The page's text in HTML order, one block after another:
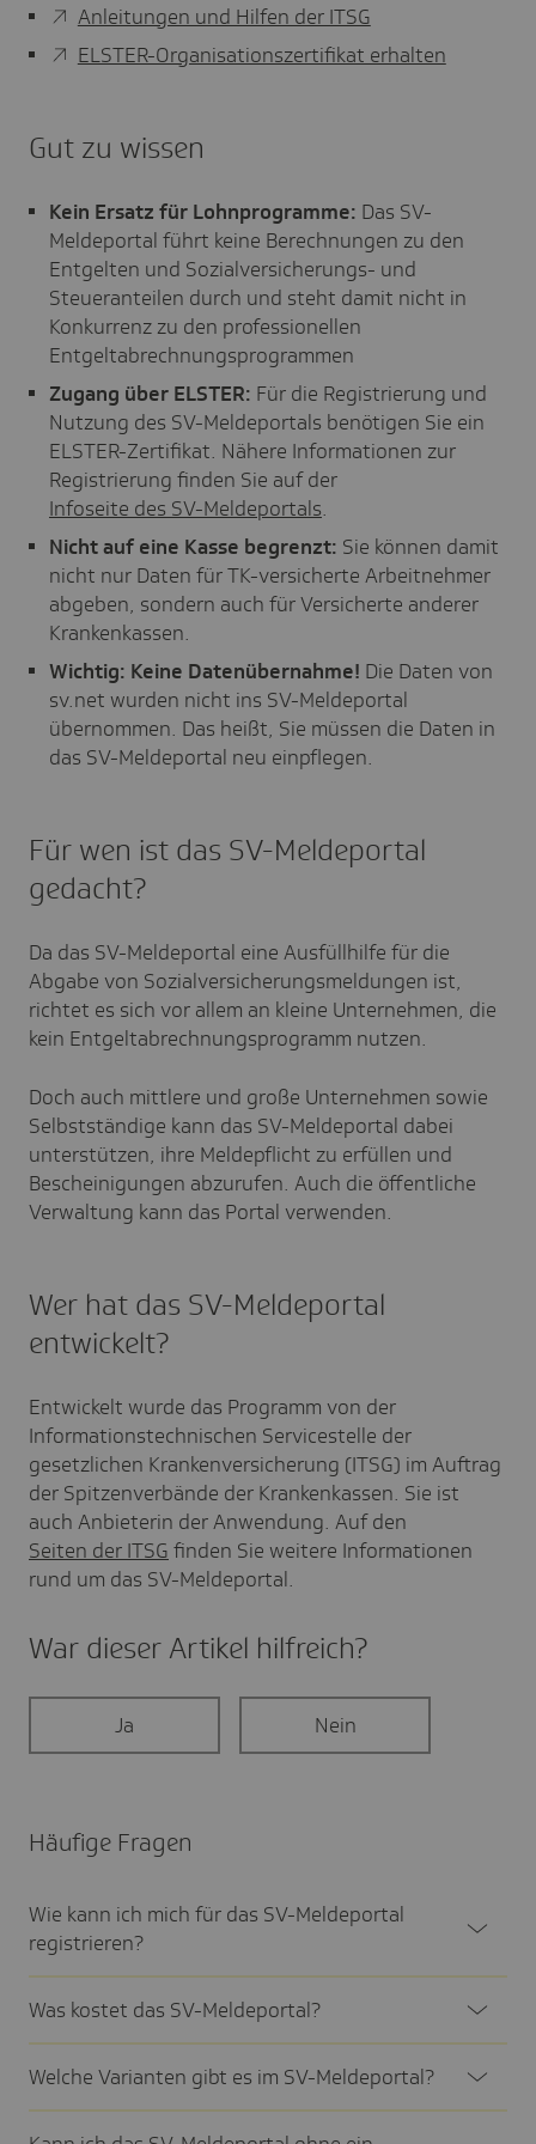
Anleitungen und Hilfen der ITSG
ELSTER-Organisationszertifikat erhalten
Gut zu wissen
Kein Ersatz für Lohnprogramme: Das SV-
Meldeportal führt keine Berechnungen zu den
Entgelten und Sozialversicherungs- und
Steueranteilen durch und steht damit nicht in
Konkurrenz zu den professionellen
Entgeltabrechnungsprogrammen
Zugang über ELSTER: Für die Registrierung und
Nutzung des SV-Meldeportals benötigen Sie ein
ELSTER-Zertifikat. Nähere Informationen zur
Registrierung finden Sie auf der
Infoseite des SV-Meldeportals.
Nicht auf eine Kasse begrenzt: Sie können damit
nicht nur Daten für TK-versicherte Arbeitnehmer
abgeben, sondern auch für Versicherte anderer
Krankenkassen.
Wichtig: Keine Datenübernahme! Die Daten von
sv.net wurden nicht ins SV-Meldeportal
übernommen. Das heißt, Sie müssen die Daten in
das SV-Meldeportal neu einpflegen.
Für wen ist das SV-Meldeportal
gedacht?
Da das SV-Meldeportal eine Ausfüllhilfe für die
Abgabe von Sozialversicherungsmeldungen ist,
richtet es sich vor allem an kleine Unternehmen, die
kein Entgeltabrechnungsprogramm nutzen.
Doch auch mittlere und große Unternehmen sowie
Selbstständige kann das SV-Meldeportal dabei
unterstützen, ihre Meldepflicht zu erfüllen und
Bescheinigungen abzurufen. Auch die öffentliche
Verwaltung kann das Portal verwenden.
Wer hat das SV-Meldeportal
entwickelt?
Entwickelt wurde das Programm von der
Informationstechnischen Servicestelle der
gesetzlichen Krankenversicherung (ITSG) im Auftrag
der Spitzenverbände der Krankenkassen. Sie ist
auch Anbieterin der Anwendung. Auf den
Seiten der ITSG finden Sie weitere Informationen
rund um das SV-Meldeportal.
War dieser Artikel hilf­reich?
Ja Nein
Häufige Fragen
Wie kann ich mich für das SV-Melde­portal
regis­trie­ren?
Was kostet das SV-Melde­por­tal?
Welche Vari­anten gibt es im SV-Melde­por­tal?